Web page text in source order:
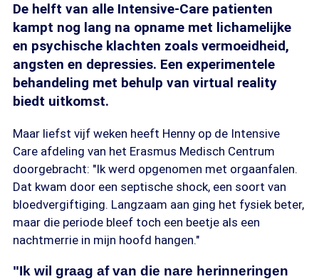
De helft van alle Intensive-Care patienten
kampt nog lang na opname met lichamelijke
en psychische klachten zoals vermoeidheid,
angsten en depressies. Een experimentele
behandeling met behulp van virtual reality
biedt uitkomst.
Maar liefst vijf weken heeft Henny op de Intensive
Care afdeling van het Erasmus Medisch Centrum
doorgebracht: "Ik werd opgenomen met orgaanfalen.
Dat kwam door een septische shock, een soort van
bloedvergiftiging. Langzaam aan ging het fysiek beter,
maar die periode bleef toch een beetje als een
nachtmerrie in mijn hoofd hangen."
"Ik wil graag af van die nare herinneringen